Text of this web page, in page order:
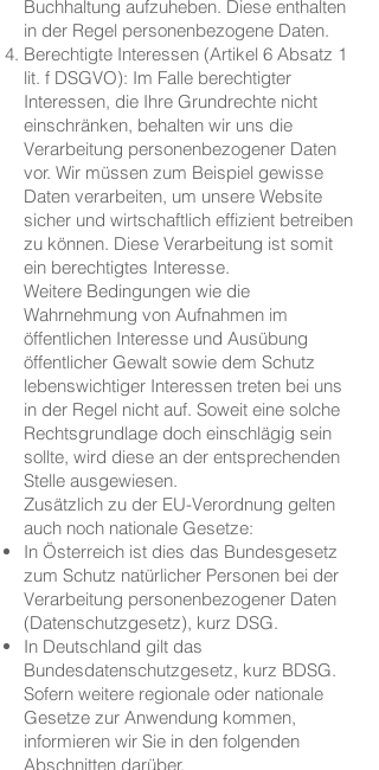
Buchhaltung aufzuheben. Diese enthalten
in der Regel personenbezogene Daten.
Berechtigte Interessen (Artikel 6 Absatz 1
lit. f DSGVO): Im Falle berechtigter
Interessen, die Ihre Grundrechte nicht
einschränken, behalten wir uns die
Verarbeitung personenbezogener Daten
vor. Wir müssen zum Beispiel gewisse
Daten verarbeiten, um unsere Website
sicher und wirtschaftlich effizient betreiben
zu können. Diese Verarbeitung ist somit
ein berechtigtes Interesse.
Weitere Bedingungen wie die
Wahrnehmung von Aufnahmen im
öffentlichen Interesse und Ausübung
öffentlicher Gewalt sowie dem Schutz
lebenswichtiger Interessen treten bei uns
in der Regel nicht auf. Soweit eine solche
Rechtsgrundlage doch einschlägig sein
sollte, wird diese an der entsprechenden
Stelle ausgewiesen.
Zusätzlich zu der EU-Verordnung gelten
auch noch nationale Gesetze:
In Österreich ist dies das Bundesgesetz
zum Schutz natürlicher Personen bei der
Verarbeitung personenbezogener Daten
(Datenschutzgesetz), kurz DSG.
In Deutschland gilt das
Bundesdatenschutzgesetz, kurz BDSG.
Sofern weitere regionale oder nationale
Gesetze zur Anwendung kommen,
informieren wir Sie in den folgenden
Abschnitten darüber.